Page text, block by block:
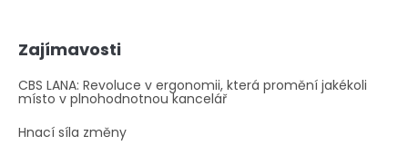
Zajímavosti
CBS LANA: Revoluce v ergonomii, která promění jakékoli
místo v plnohodnotnou kancelář
Hnací síla změny